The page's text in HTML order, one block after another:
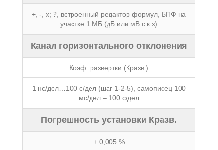
+, -, х; ?, встроенный редактор формул, БПФ на
участке 1 МБ (дБ или мВ с.к.з)
Канал горизонтального отклонения
Коэф. развертки (Кразв.)
1 нс/дел…100 с/дел (шаг 1-2-5), самописец 100
мс/дел – 100 с/дел
Погрешность установки Кразв.
± 0,005 %